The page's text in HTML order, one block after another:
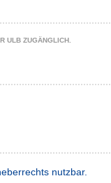
ULB ZUGÄNGLICH.
nutzbar.